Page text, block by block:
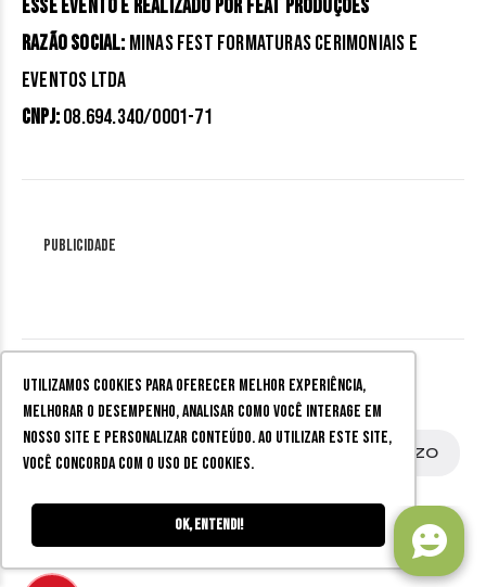
Utilizamos cookies para oferecer melhor experiência,
melhorar o desempenho, analisar como você interage em
nosso site e personalizar conteúdo. Ao utilizar este site,
você concorda com o uso de cookies.
Ok, entendi!
Esse evento é realizado por Feat Produções
Razão social: MINAS FEST FORMATURAS CERIMONIAIS E
EVENTOS LTDA
CNPJ:08.694.340/0001-71
Publicidade
Seu Mercado
Seu Mercado Juiz de Fora Terrazzo